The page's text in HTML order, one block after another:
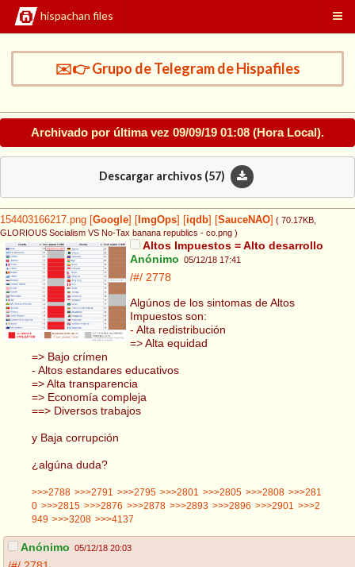
hispachan files
✉️👉 Grupo de Telegram de Hispafiles
Archivado por última vez 09/09/19 01:08 (Hora Local).
Descargar archivos (57)
154403166217.png Google ImgOps iqdb SauceNAO ( 70.17KB
GLORIOUS Socialism VS No-Tax banana republics - co.png )
Altos Impuestos = Alto desarrollo
Anónimo 05/12/18 17:41
/#/ 2778
Algúnos de los sintomas de Altos
Impuestos son:
- Alta redistribución
=> Alta equidad
=> Bajo crímen
- Altos estandares educativos
=> Alta transparencia
=> Economía compleja
==> Diversos trabajos
y Baja corrupción
¿algúna duda?
>>>2788 >>>2791 >>>2795 >>>2801 >>>2805 >>>2808 >>>281
0 >>>2815 >>>2876 >>>2878 >>>2893 >>>2896 >>>2901
>>>2
949 >>>3208 >>>4137
Anónimo 05/12/18 20:03